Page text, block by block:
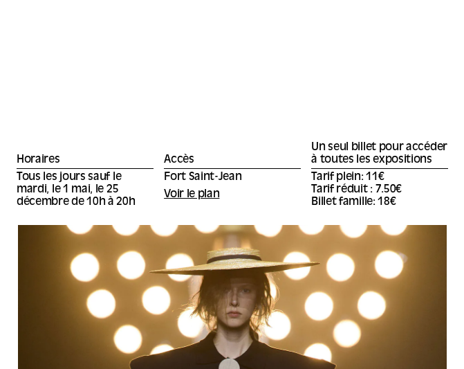
Horaires
Tous les jours sauf le
mardi, le 1 mai, le 25
décembre de 10h à 20h
Accès
Fort Saint-Jean
Voir le plan
Un seul billet pour accéder
à toutes les expositions
Tarif plein: 11€
Tarif réduit : 7.50€
Billet famille: 18€